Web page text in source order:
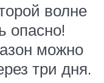
волне
опасно!
можно
три дня.